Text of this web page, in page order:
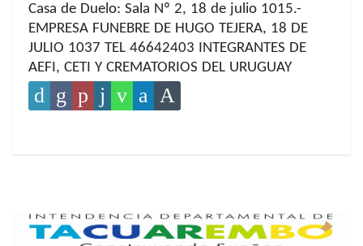
Casa de Duelo: Sala Nº 2, 18 de julio 1015.-
EMPRESA FUNEBRE DE HUGO TEJERA, 18 DE
JULIO 1037 TEL 46642403 INTEGRANTES DE
AEFI, CETI Y CREMATORIOS DEL URUGUAY